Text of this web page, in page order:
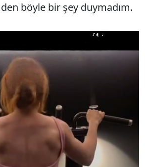
böyle bir şey duymadım.